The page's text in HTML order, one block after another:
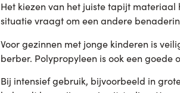
Het kiezen van het juiste tapijt materiaal
situatie vraagt om een andere
Voor gezinnen met jonge kinderen is
berber. Polypropyleen is ook een
Bij intensief gebruik, bijvoorbeeld in